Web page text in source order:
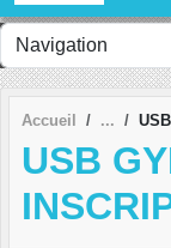
Accueil
USB